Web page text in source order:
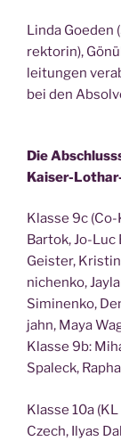
Lin­da Goe­den
rek­to­rin),
lei­tun­gen
bei den
Die
Kai­ser-
Klas­se 9c (Co-
Bar­tok, Jo-Luc
Geis­ter,
ni­chen­ko,
Simi­nen­ko,
jahn, Maya
Klas­se 9b:
Spaleck,
Klas­se 10a
Czech, Ily­as